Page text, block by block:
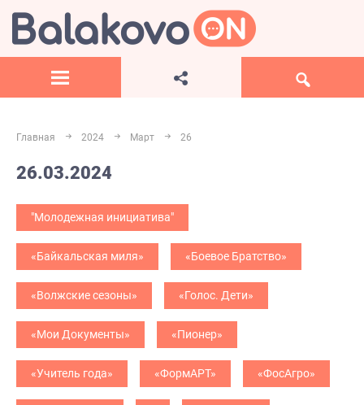
Главная 2024 Март 26
26.03.2024
"Молодежная инициатива"
«Байкальская миля» «Боевое Братство»
«Волжские сезоны» «Голос. Дети»
«Мои Документы» «Пионер»
«Учитель года» «ФормАРТ» «ФосАгро»